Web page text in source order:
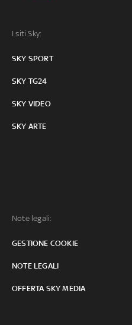
I siti Sky:
SKY SPORT
SKY TG24
SKY VIDEO
SKY ARTE
Note legali:
GESTIONE COOKIE
NOTE LEGALI
OFFERTA SKY MEDIA